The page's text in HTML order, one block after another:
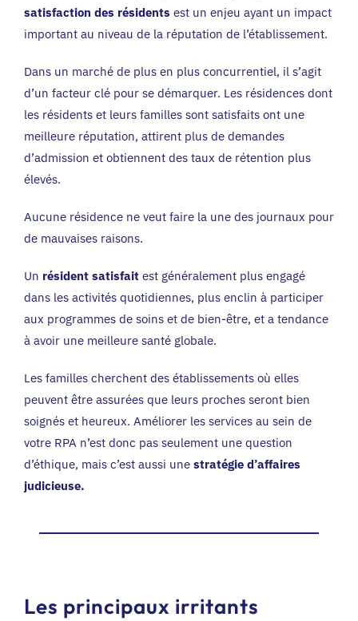
satisfaction des résidents est un enjeu ayant un impact
important au niveau de la réputation de l’établissement.
Dans un marché de plus en plus concurrentiel, il s’agit
d’un facteur clé pour se démarquer. Les résidences dont
les résidents et leurs familles sont satisfaits ont une
meilleure réputation, attirent plus de demandes
d’admission et obtiennent des taux de rétention plus
élevés.
Aucune résidence ne veut faire la une des journaux pour
de mauvaises raisons.
Un résident satisfaitest généralement plus engagé
dans les activités quotidiennes, plus enclin à participer
aux programmes de soins et de bien-être, et a tendance
à avoir une meilleure santé globale.
Les familles cherchent des établissements où elles
peuvent être assurées que leurs proches seront bien
soignés et heureux. Améliorer les services au sein de
votre RPA n’est donc pas seulement une question
d’éthique, mais c’est aussi unestratégie d’affaires
judicieuse.
Les principaux irritants